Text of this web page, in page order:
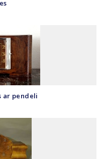
ar pendeli